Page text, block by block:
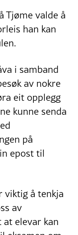
Tjøme valde å
han kan
i samband
av nokre
eit opplegg
kunne senda
på
epost til
viktig å tenkja
av
elevar kan